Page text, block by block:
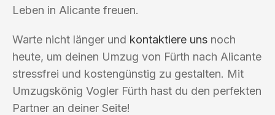
Leben in Alicante freuen.
Warte nicht länger und kontaktiere uns noch
heute, um deinen Umzug von Fürth nach Alicante
stressfrei und kostengünstig zu gestalten. Mit
Umzugskönig Vogler Fürth hast du den perfekten
Partner an deiner Seite!